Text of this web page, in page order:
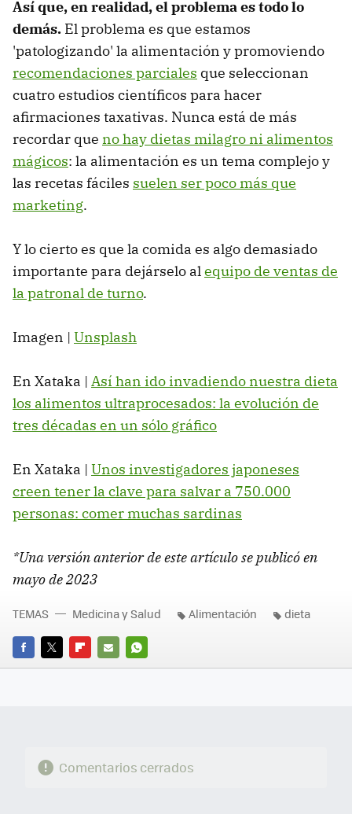
Así que, en realidad, el problema es todo lo
demás. El problema es que estamos
'patologizando' la alimentación y promoviendo
recomendaciones parciales que seleccionan
cuatro estudios científicos para hacer
afirmaciones taxativas. Nunca está de más
recordar que no hay dietas milagro ni alimentos
mágicos: la alimentación es un tema complejo y
las recetas fáciles suelen ser poco más que
marketing.
Y lo cierto es que la comida es algo demasiado
importante para dejárselo alequipo de ventas de
la patronal de turno.
Imagen | Unsplash
En Xataka | Así han ido invadiendo nuestra dieta
los alimentos ultraprocesados: la evolución de
tres décadas en un sólo gráfico
En Xataka | Unos investigadores japoneses
creen tener la clave para salvar a 750.000
personas: comer muchas sardinas
*Una versión anterior de este artículo se publicó en
mayo de 2023
FACEBOOK
TWITTERFLIPBOARD
E-
WHATSAPP
TEMAS Medicina y Salud Alimentación dieta
Comentarios cerrados